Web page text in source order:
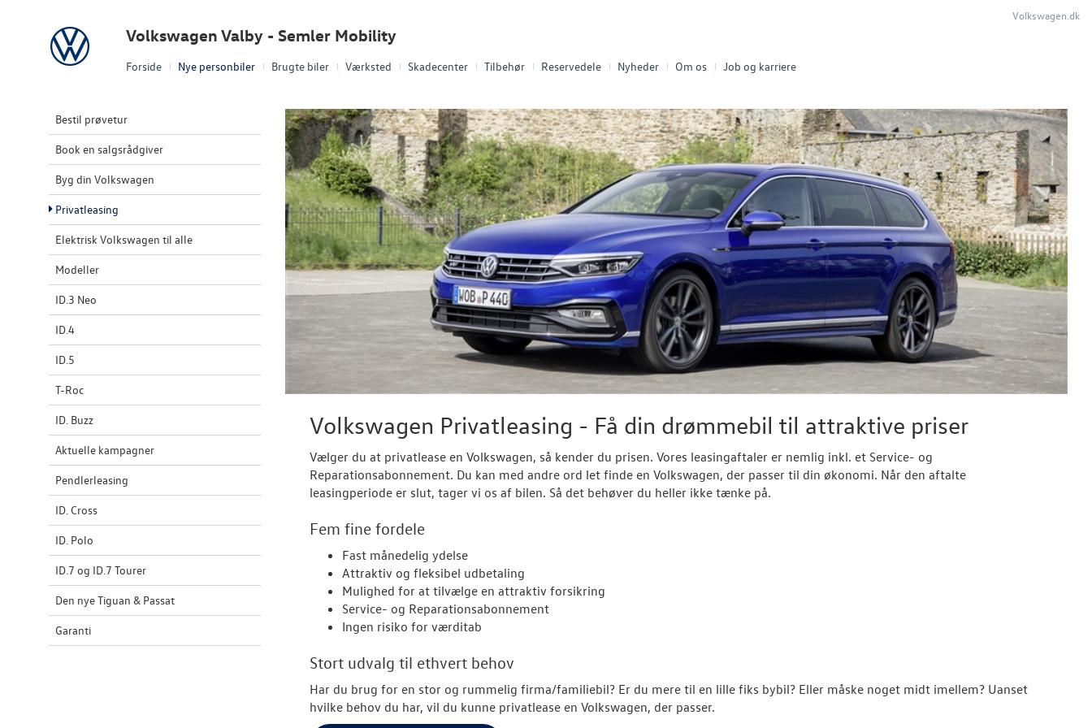
Forside Nye personbiler Brugte biler Værksted Skadecenter Tilbehør Reservedele Nyheder Om os Job og karriere
Volkswagen Volkswagen Valby - Semler Mobility
Volkswagen.dk
Bestil prøvetur
Book en salgsrådgiver
Byg din Volkswagen
Privatleasing
Elektrisk Volkswagen til alle
Modeller
ID.3 Neo
ID.4
ID.5
T-Roc
ID. Buzz
Aktuelle kampagner
Pendlerleasing
ID. Cross
ID. Polo
ID.7 og ID.7 Tourer
Den nye Tiguan & Passat
Garanti
Volkswagen Privatleasing - Få din drømmebil til attraktive priser
Vælger du at privatlease en Volkswagen, så kender du prisen. Vores leasingaftaler er nemlig inkl. et Service- og
Reparationsabonnement. Du kan med andre ord let finde en Volkswagen, der passer til din økonomi. Når den aftalte
leasingperiode er slut, tager vi os af bilen. Så det behøver du heller ikke tænke på.
Fem fine fordele
Fast månedelig ydelse
Attraktiv og fleksibel udbetaling
Mulighed for at tilvælge en attraktiv forsikring
Service- og Reparationsabonnement
Ingen risiko for værditab
Stort udvalg til ethvert behov
Har du brug for en stor og rummelig firma/familiebil? Er du mere til en lille fiks bybil? Eller måske noget midt imellem? Uanset
hvilke behov du har, vil du kunne privatlease en Volkswagen, der passer.